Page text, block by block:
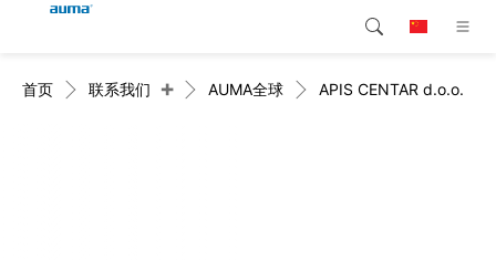
产品介绍
continent.global
搜索
首页 联系我们 + AUMA全球 APIS CENTAR d.o.o.